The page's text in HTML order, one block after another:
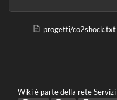
progetti/co2shock.txt
Wiki è parte della rete